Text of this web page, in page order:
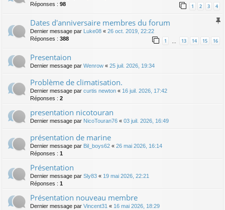
Réponses : 98 1 2 3 4
Dates d'anniversaire membres du forum
Dernier message par Luke08 « 26 oct. 2019, 22:22
Réponses : 388 1 … 13 14 15 16
Presentaion
Dernier message par Wenrow « 25 juil. 2026, 19:34
Problème de climatisation.
Dernier message par curtis newton « 16 juil. 2026, 17:42
Réponses : 2
presentation nicotouran
Dernier message par NicoTouran76 « 03 juil. 2026, 16:49
présentation de marine
Dernier message par Bil_boys62 « 26 mai 2026, 16:14
Réponses : 1
Présentation
Dernier message par Sly83 « 19 mai 2026, 22:21
Réponses : 1
Présentation nouveau membre
Dernier message par Vincent31 « 16 mai 2026, 18:29